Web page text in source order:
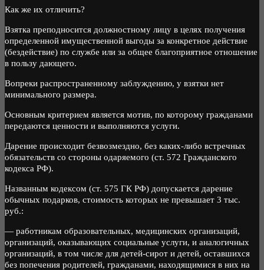
Как же их отличить?
Взятка преподносится должностному лицу в целях получения
определенной имущественной выгоды за конкретное действие
(бездействие) по службе или за общее благоприятное отношение
в пользу дающего.
Вопреки распространенному заблуждению, у взятки нет
минимального размера.
Основным критерием является мотив, по которому гражданами
передаются ценности и выполняются услуги.
Дарение происходит безвозмездно, без каких-либо встречных
обязательств со стороны одаряемого (ст. 572 Гражданского
кодекса РФ).
Названным кодексом (ст. 575 ГК РФ) допускается дарение
обычных подарков, стоимость которых не превышает 3 тыс.
руб.:
— работникам образовательных, медицинских организаций,
организаций, оказывающих социальные услуги, и аналогичных
организаций, в том числе для детей-сирот и детей, оставшихся
без попечения родителей, гражданами, находящимися в них на